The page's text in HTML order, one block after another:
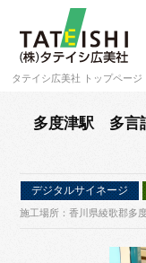
タテイシ広美社 トップページ
多度津駅 多言
デジタルサイネージ
施工場所：香川県綾歌郡多